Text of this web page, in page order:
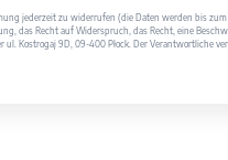
jederzeit zu widerrufen (die Daten werden bis
das Recht auf Widerspruch, das Recht, eine
ul. Kostrogaj 9D, 09-400 Płock. Der Verantwortliche